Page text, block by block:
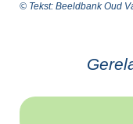
© Tekst: Beeldbank Oud